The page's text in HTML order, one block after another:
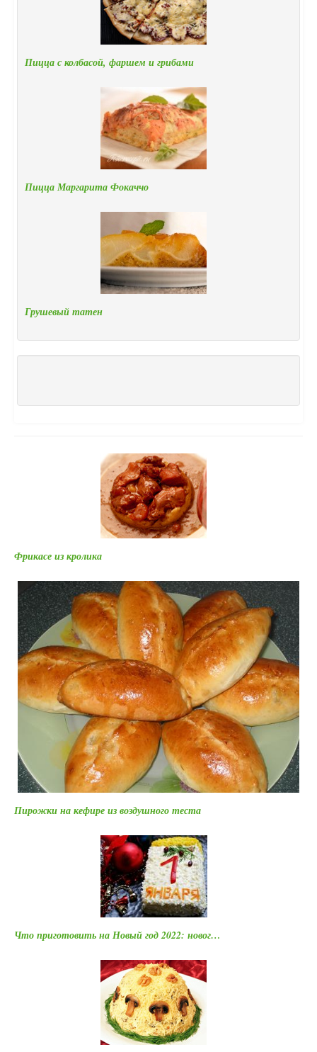
Пицца с колбасой, фаршем и грибами
Пицца Маргарита Фокаччо
Грушевый татен
Фрикасе из кролика
Пирожки на кефире из воздушного теста
Что приготовить на Новый год 2022: новог…